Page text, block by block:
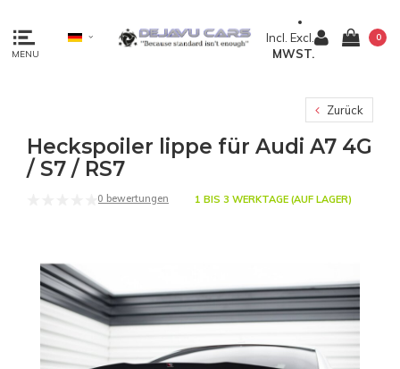
MENU
Incl. Excl.
MWST.
0
Zurück
Heckspoiler lippe für Audi A7 4G
/ S7 / RS7
0 bewertungen 1 BIS 3 WERKTAGE (AUF LAGER)